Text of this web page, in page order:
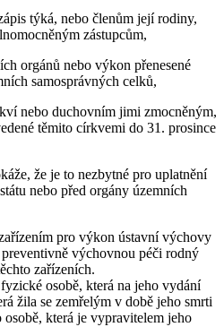
týká, nebo členům její rodiny,
zástupcům,
orgánů nebo výkon přenesené
samosprávných celků,
nebo duchovním jimi zmocněným,
těmito církvemi do 31. prosince
že je to nezbytné pro uplatnění
nebo před orgány územních
pro výkon ústavní výchovy
výchovnou péči rodný
zařízeních.
osobě, která na jeho vydání
žila se zemřelým v době jeho smrti
osobě, která je vypravitelem jeho